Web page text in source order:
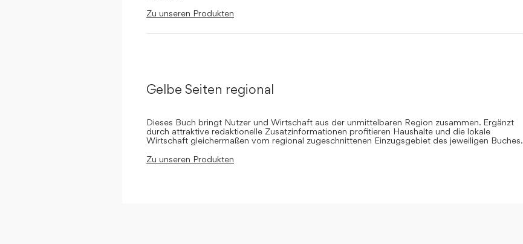
Zu unseren Produkten
Gelbe Seiten regional
Dieses Buch bringt Nutzer und Wirtschaft aus der unmittelbaren Region zusammen. Ergänzt
durch attraktive redaktionelle Zusatzinformationen profitieren Haushalte und die lokale
Wirtschaft gleichermaßen vom regional zugeschnittenen Einzugsgebiet des jeweiligen Buches.
Zu unseren Produkten